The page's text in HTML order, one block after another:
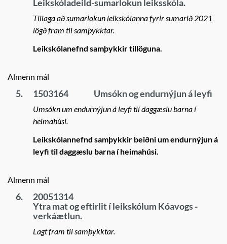
Leikskóladeild-sumarlokun leiksskóla.
Tillaga að sumarlokun leikskólanna fyrir sumarið 2021
lögð fram til samþykktar.
Leikskólanefnd samþykkir tillöguna.
Almenn mál
5. 1503164 Umsókn og endurnýjun á leyfi
Umsókn um endurnýjun á leyfi til daggæslu barna í
heimahúsi.
Leikskólannefnd samþykkir beiðni um endurnýjun á
leyfi til daggæslu barna í heimahúsi.
Almenn mál
6.
20051314
Ytra mat og eftirlit í leikskólum Kóavogs -
verkáætlun.
Lagt fram til samþykktar.